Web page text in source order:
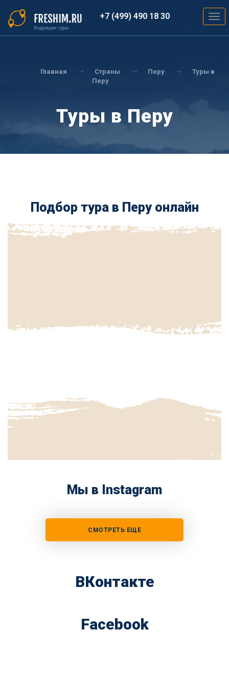
основному
содержанию
+7 (499) 490 18 30
Главная Страны Перу
Туры в
Перу
Туры в Перу
Подбор тура в Перу онлайн
Мы в Instagram
СМОТРЕТЬ ЕЩЕ
ВКонтакте
Facebook